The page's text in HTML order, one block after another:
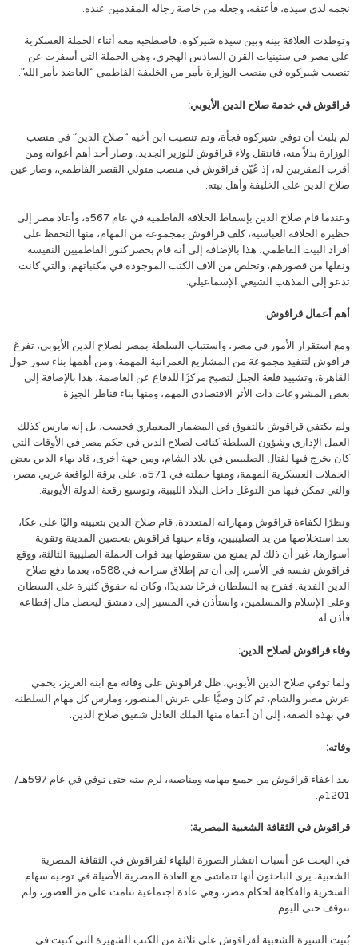
نجمه لدى سيده، فأعتقه، وجعله من خاصة رجاله المقدمين عنده.
وتوطدت العلاقة بينه وبين سيده شيركوه، فاصطحبه معه أثناء الحملة العسكرية
على مصر في ستينيات القرن السادس الهجري، وهي الحملة التي أسفرت عن
تنصيب شيركوه في منصب الوزارة بأمر من الخليفة الفاطمي “العاضد بأمر الله”.
قراقوش في خدمة صلاح الدين الأيوبي:
لم يلبث أن توفي شيركوه فجأة، وتم تنصيب ابن أخيه “صلاح الدين” في منصب
الوزارة بدلاً منه، فانتقل ولاء قراقوش للوزير الجديد، وصار أحد أهم أعوانه ومن
أقرب المقربين له، إذ عُيّن قراقوش في منصب متولي القصر الفاطمي، وصار عين
صلاح الدين على الخليفة وأهل بيته.
وعندما قام صلاح الدين بإسقاط الخلافة الفاطمية في عام 567ه، وأعاد مصر إلى
حظيرة الخلافة العباسية، كلف قراقوش بمجموعة من المهام، منها التحفظ على
أفراد البيت الفاطمي، هذا بالإضافة إلى أنه قام بحصر كنوز الفاطميين النفيسة
ونقلها من قصورهم، وتخلص من آلاف الكتب الموجودة في مكتباتهم، والتي كانت
تدعو إلى المذهب الشيعي الإسماعيلي.
أهم أعمال قراقوش:
ومع استقرار الأمور في مصر، واستتباب السلطة بمصر لصلاح الدين الأيوبي، تفرغ
قراقوش لتنفيذ مجموعة من المشاريع العمرانية المهمة، ومن أهمها بناء سور حول
القاهرة، وتشييد قلعة الجبل لتصبح مركزًا للدفاع عن العاصمة، هذا بالإضافة إلى
بعض المشروعات ذات الأثر الاقتصادي المهم، ومنها بناء قناطر الجيزة.
ولم يكتفي قراقوش بالتفوق في المضمار المعماري فحسب، بل إنه مارس كذلك
العمل الإداري وشؤون السلطة كنائب لصلاح الدين في حكم مصر في الأوقات التي
كان يخرج فيها لقتال الصليبيين في بلاد الشام، ومن جهة أخرى، قاد بهاء الدين بعض
الحملات العسكرية المهمة، ومنها حملته في 571ه، على برقة الواقعة غربي مصر،
والتي تمكن فيها من التوغل داخل البلاد الليبية، وتوسيع رقعة الدولة الأيوبية.
ونظرًا لكفاءة قراقوش ومهاراته المتعددة، قام صلاح الدين بتعيينه واليًا على عكا،
بعد استخلاصها من يد الصليبيين، وقام حينها قراقوش بتحصين المدينة وتقوية
أسوارها، غير أن ذلك لم يمنع من سقوطها بيد قوات الحملة الصليبية الثالثة، ووقع
قراقوش نفسه في الأسر، إلى أن تم إطلاق سراحه في 588ه، بعدما دفع صلاح
الدين الفدية. ففرح به السلطان فرحًا شديدًا، وكان له حقوق كثيرة على السطان
وعلى الإسلام والمسلمين، واستأذن في المسير إلى دمشق ليحصل مال إقطاعه
فأذن له.
وفاء قراقوش لصلاح الدين:
ولما توفي صلاح الدين الأيوبي، ظل قراقوش على وفائه مع ابنه العزيز، يحمي
عرش مصر والشام، ثم كان وصيًّا على عرش المنصور، ومارس كل مهام السلطنة
في بهذه الصفة، إلى أن أعفاه منها الملك العادل شقيق صلاح الدين.
وفاته:
بعد اعفاء قراقوش من جميع مهامه ومناصبه، لزم بيته حتى توفي في عام 597هـ/
1201م.
قراقوش في الثقافة الشعبية المصرية:
في البحث عن أسباب انتشار الصورة البلهاء لقراقوش في الثقافة المصرية
الشعبية، يرى الباحثون أنها تتماشى مع العادة المصرية الأصيلة في توجيه سهام
السخرية والفكاهة لحكام مصر، وهي عادة اجتماعية تنامت على مر العصور، ولم
تتوقف حتى اليوم.
بُنيت السيرة الشعبية لقراقوش على ثلاثة من الكتب الشهيرة التي كتبت في